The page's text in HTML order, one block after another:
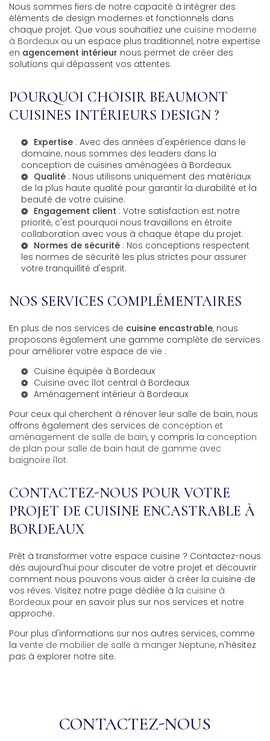
Nous sommes fiers de notre capacité à intégrer des
éléments de design modernes et fonctionnels dans
chaque projet. Que vous souhaitiez une cuisine moderne
à Bordeaux ou un espace plus traditionnel, notre expertise
en agencement intérieur nous permet de créer des
solutions qui dépassent vos attentes.
POURQUOI CHOISIR BEAUMONT
CUISINES INTÉRIEURS DESIGN ?
Expertise : Avec des années d'expérience dans le
domaine, nous sommes des leaders dans la
conception de cuisines aménagées à Bordeaux.
Qualité : Nous utilisons uniquement des matériaux
de la plus haute qualité pour garantir la durabilité et la
beauté de votre cuisine.
Engagement client : Votre satisfaction est notre
priorité, c'est pourquoi nous travaillons en étroite
collaboration avec vous à chaque étape du projet.
Normes de sécurité : Nos conceptions respectent
les normes de sécurité les plus strictes pour assurer
votre tranquillité d'esprit.
NOS SERVICES COMPLÉMENTAIRES
En plus de nos services de cuisine encastrable, nous
proposons également une gamme complète de services
pour améliorer votre espace de vie :
Cuisine équipée à Bordeaux
Cuisine avec îlot central à Bordeaux
Aménagement intérieur à Bordeaux
Pour ceux qui cherchent à rénover leur salle de bain, nous
offrons également des services de conception et
aménagement de salle de bain, y compris la conception
de plan pour salle de bain haut de gamme avec
baignoire îlot.
CONTACTEZ-NOUS POUR VOTRE
PROJET DE CUISINE ENCASTRABLE À
BORDEAUX
Prêt à transformer votre espace cuisine ? Contactez-nous
dès aujourd'hui pour discuter de votre projet et découvrir
comment nous pouvons vous aider à créer la cuisine de
vos rêves. Visitez notre page dédiée à la cuisine à
Bordeaux pour en savoir plus sur nos services et notre
approche.
Pour plus d'informations sur nos autres services, comme
la vente de mobilier de salle à manger Neptune, n'hésitez
pas à explorer notre site.
CONTACTEZ-NOUS